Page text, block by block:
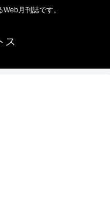
月刊誌です。
ス